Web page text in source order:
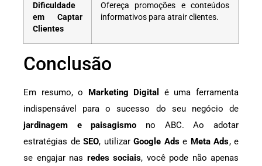
Dificuldade
em Captar
Clientes
Ofereça promoções e conteúdos
informativos para atrair clientes.
Conclusão
Em resumo, o Marketing Digital
é uma ferramenta
indispensável para o sucesso do seu negócio de
jardinagem e paisagismo no ABC. Ao adotar
estratégias deSEO, utilizarGoogle Adse Meta Ads, e
se engajar nas redes sociais, você pode não apenas